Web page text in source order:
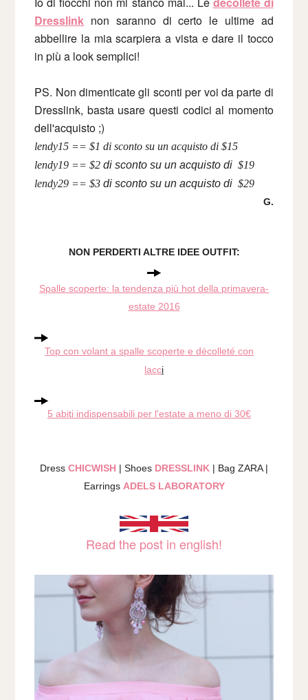
Dresslink non saranno di certo le ultime ad
abbellire la mia scarpiera a vista e dare il tocco
in più a look semplici!
PS. Non dimenticate gli sconti per voi da parte di
Dresslink, basta usare questi codici al momento
dell'acquisto ;)
lendy15 == $1 di sconto su un acquisto di $15
lendy19 == $2di sconto su un acquisto di $19
lendy29 == $3di sconto su un acquisto di $29
G.
NON PERDERTI ALTRE IDEE OUTFIT:
Spalle scoperte: la tendenza più hot della primavera-
estate 2016
Top con volant a spalle scoperte e décolleté con
lacci
5 abiti indispensabili per l'estate a meno di 30€
Dress CHICWISH | Shoes DRESSLINK | Bag ZARA |
Earrings ADELS LABORATORY
Read the post in english!